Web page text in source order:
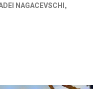
NAGACEVSCHI